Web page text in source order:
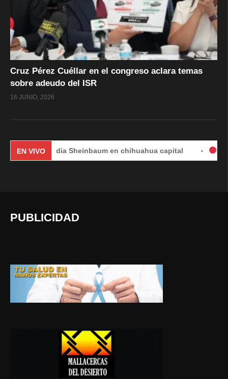
Cruz Pérez Cuéllar en el congreso aclara temas
sobre adeudo del ISR
16 JUNIO, 2026
EN VIVO
Claudia Sheinbaum en chihuahua capital #EnVivo |
PUBLICIDAD